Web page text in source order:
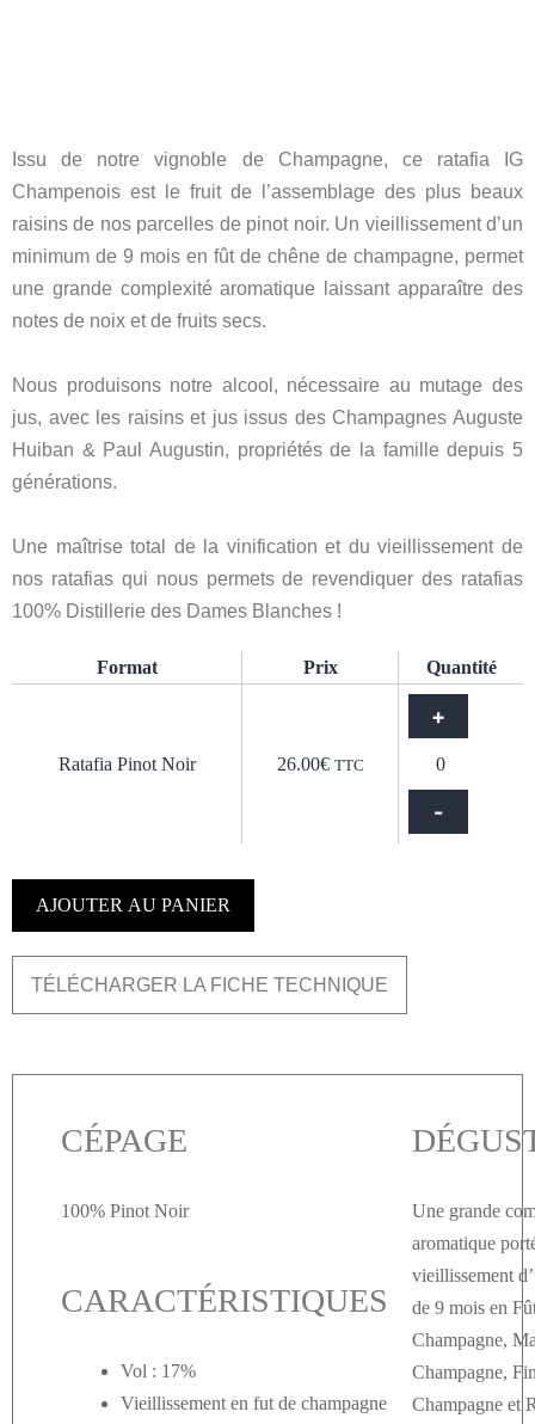
Issu de notre vignoble de Champagne, ce ratafia IG
Champenois est le fruit de l’assemblage des plus beaux
raisins de nos parcelles de pinot noir. Un vieillissement d’un
minimum de 9 mois en fût de chêne de champagne, permet
une grande complexité aromatique laissant apparaître des
notes de noix et de fruits secs.
Nous produisons notre alcool, nécessaire au mutage des
jus, avec les raisins et jus issus des Champagnes Auguste
Huiban & Paul Augustin, propriétés de la famille depuis 5
générations.
Une maîtrise total de la vinification et du vieillissement de
nos ratafias qui nous permets de revendiquer des ratafias
100% Distillerie des Dames Blanches !
Format Prix Quantité
Ratafia Pinot Noir 26.00€ TTC
-
+
AJOUTER AU PANIER
TÉLÉCHARGER LA FICHE TECHNIQUE
CÉPAGE
100% Pinot Noir
CARACTÉRISTIQUES
Vol : 17%
Vieillissement en fut de champagne
Une grande
aromatique
vieillissement
de 9 mois en
Champagne,
Champagne,
Champagne et